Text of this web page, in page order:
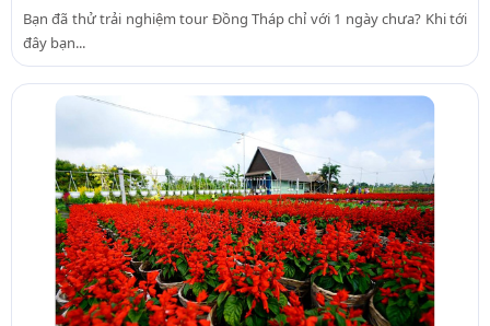
Bạn đã thử trải nghiệm tour Đồng Tháp chỉ với 1 ngày chưa? Khi tới
đây bạn...